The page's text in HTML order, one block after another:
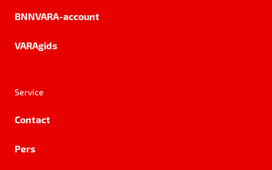
BNNVARA-account
VARAgids
Service
Contact
Pers